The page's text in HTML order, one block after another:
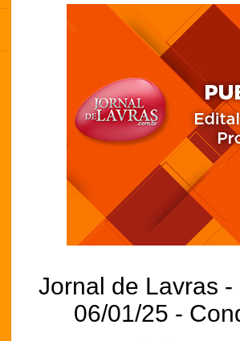
Jornal de Lavras
06/01/25 -